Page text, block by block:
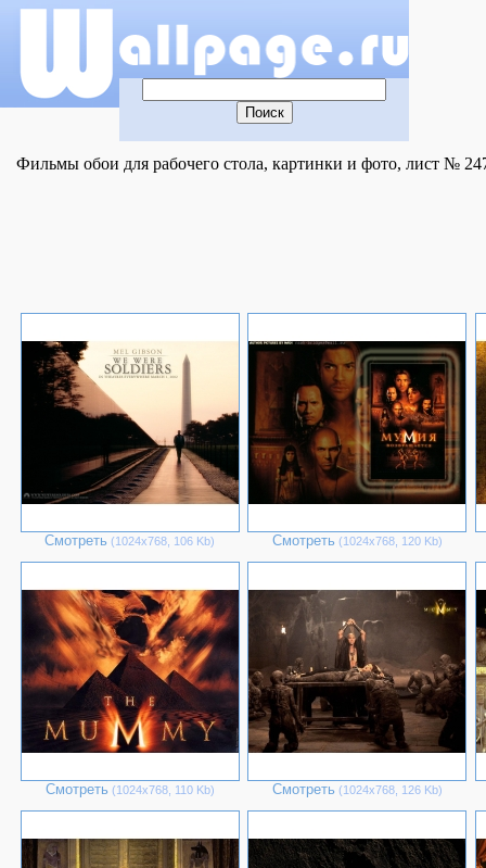
Фильмы обои для рабочего стола, картинки и фото, лист №
Смотреть (1024х768, 106 Kb) Смотреть (1024х768, 120 Kb)
Смотреть (1024х768, 110 Kb) Смотреть (1024х768, 126 Kb)